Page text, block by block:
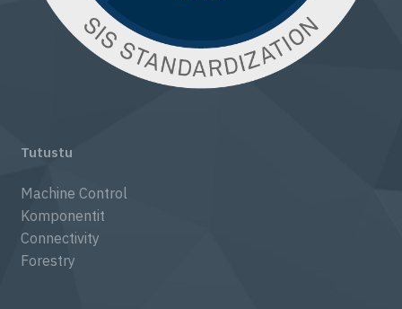
Tutustu
Machine Control
Komponentit
Connectivity
Forestry